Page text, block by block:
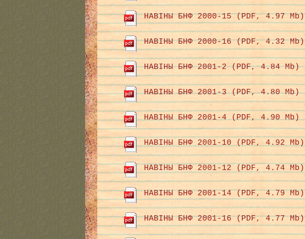
НАВІНЫ БНФ 2000-15 (PDF, 4.97 Mb)
НАВІНЫ БНФ 2000-16 (PDF, 4.32 Mb)
НАВІНЫ БНФ 2001-2 (PDF, 4.84 Mb)
НАВІНЫ БНФ 2001-3 (PDF, 4.80 Mb)
НАВІНЫ БНФ 2001-4 (PDF, 4.90 Mb)
НАВІНЫ БНФ 2001-10 (PDF, 4.92 Mb)
НАВІНЫ БНФ 2001-12 (PDF, 4.74 Mb)
НАВІНЫ БНФ 2001-14 (PDF, 4.79 Mb)
НАВІНЫ БНФ 2001-16 (PDF, 4.77 Mb)